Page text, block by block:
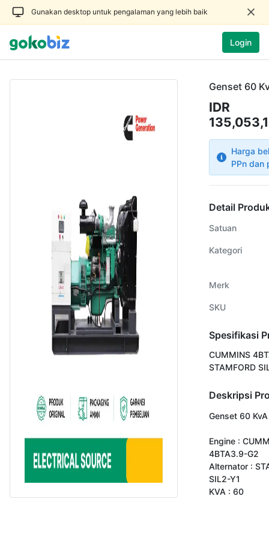
Gunakan desktop untuk pengalaman yang lebih baik
Login
Genset 60
IDR
Harga
PPn dan
Detail
Satuan
Kategori
Merk
SKU
Spesifikasi
CUMMINS
STAMFORD
Deskripsi
Genset 60 KvA
Engine :
4BTA3.9-G2
Alternator :
SIL2-Y1
KVA : 60